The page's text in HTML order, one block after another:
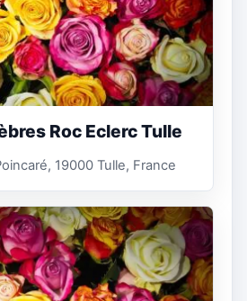
Roc Eclerc Tulle
19000 Tulle, France